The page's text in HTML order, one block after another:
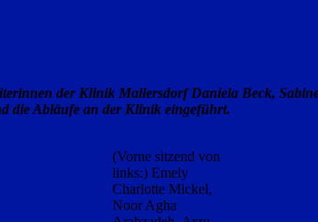
der Klinik Mallersdorf Daniela Beck,
die Abläufe an der Klinik eingeführt.
(Vorne sitzend von
links:) Emely
Charlotte Mickel,
Noor Agha